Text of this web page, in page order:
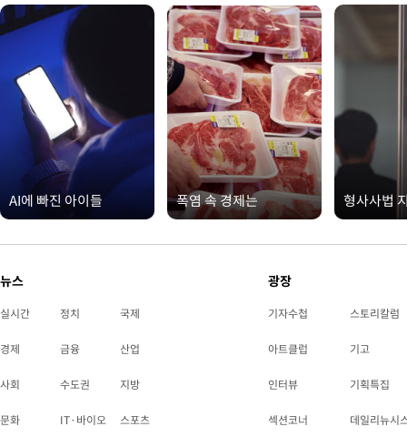
AI에 빠진 아이들 폭염 속 경제는 형사사법
뉴스
실시간 정치 국제
경제 금융 산업
사회 수도권 지방
문화 IT·바이오 스포츠
광장
기자수첩 스토리칼럼
아트클럽 기고
인터뷰 기획특집
섹션코너 데일리뉴시